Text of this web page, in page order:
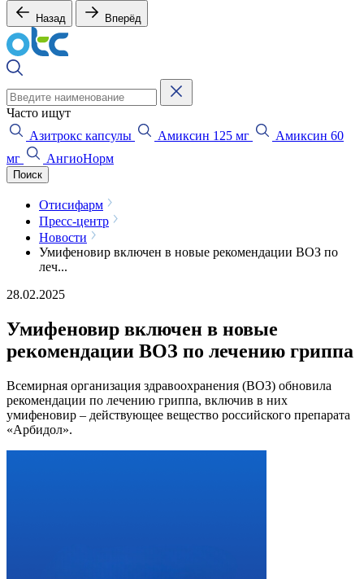
Назад Вперёд
Часто ищут
Азитрокс капсулы
Амиксин 125 мг
Амиксин 60
мг
АнгиоНорм
Поиск
Отисифарм
Пресс-центр
Новости
Умифеновир включен в новые рекомендации ВОЗ по
леч...
28.02.2025
Умифеновир включен в новые
рекомендации ВОЗ по лечению гриппа
Всемирная организация здравоохранения (ВОЗ) обновила
рекомендации по лечению гриппа, включив в них
умифеновир – действующее вещество российского препарата
«Арбидол».